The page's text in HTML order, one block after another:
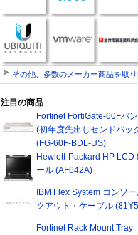
その他、多数のメーカー商品を取
注目の商品
Fortinet FortiGate-60Fバ
(初年度先出しセンドバッ
(FG-60F-BDL-US)
Hewlett-Packard HP LCD
ール (AF642A)
IBM Flex System コンソ
クアウト・ケーブル
Fortinet Rack Mount Tray